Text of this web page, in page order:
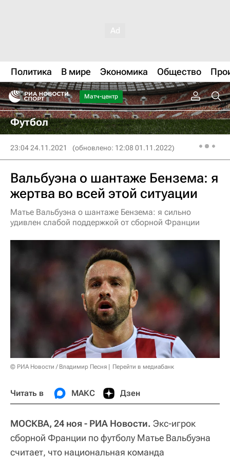
Политика В мире Экономика Общество
Матч-центр
Футбол
23:04 24.11.2021 (обновлено: 12:08 01.11.2022)
Вальбуэна о шантаже Бензема: я
жертва во всей этой ситуации
Матье Вальбуэна о шантаже Бензема: я сильно
удивлен слабой поддержкой от сборной Франции
© РИА Новости / Владимир Песня Перейти в медиабанк
Читать в МАКС Дзен
МОСКВА, 24 ноя - РИА Новости. Экс-игрок
сборной Франции по футболу Матье Вальбуэна
считает, что национальная команда